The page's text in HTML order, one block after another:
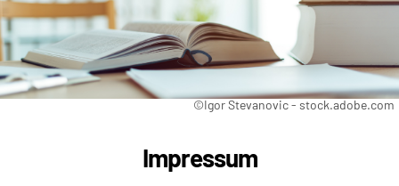
Erholungsbeihilfen
Geringe Tarifbindung im Niedriglohnsektor
Jahresarbeitsentgeltgrenzen: Ab 2027 drei
unterschiedliche Grenzen maßgebend
Wechselbereitschaft im Job ist gestiegen
©Igor Stevanovic - stock.adobe.com
Impressum